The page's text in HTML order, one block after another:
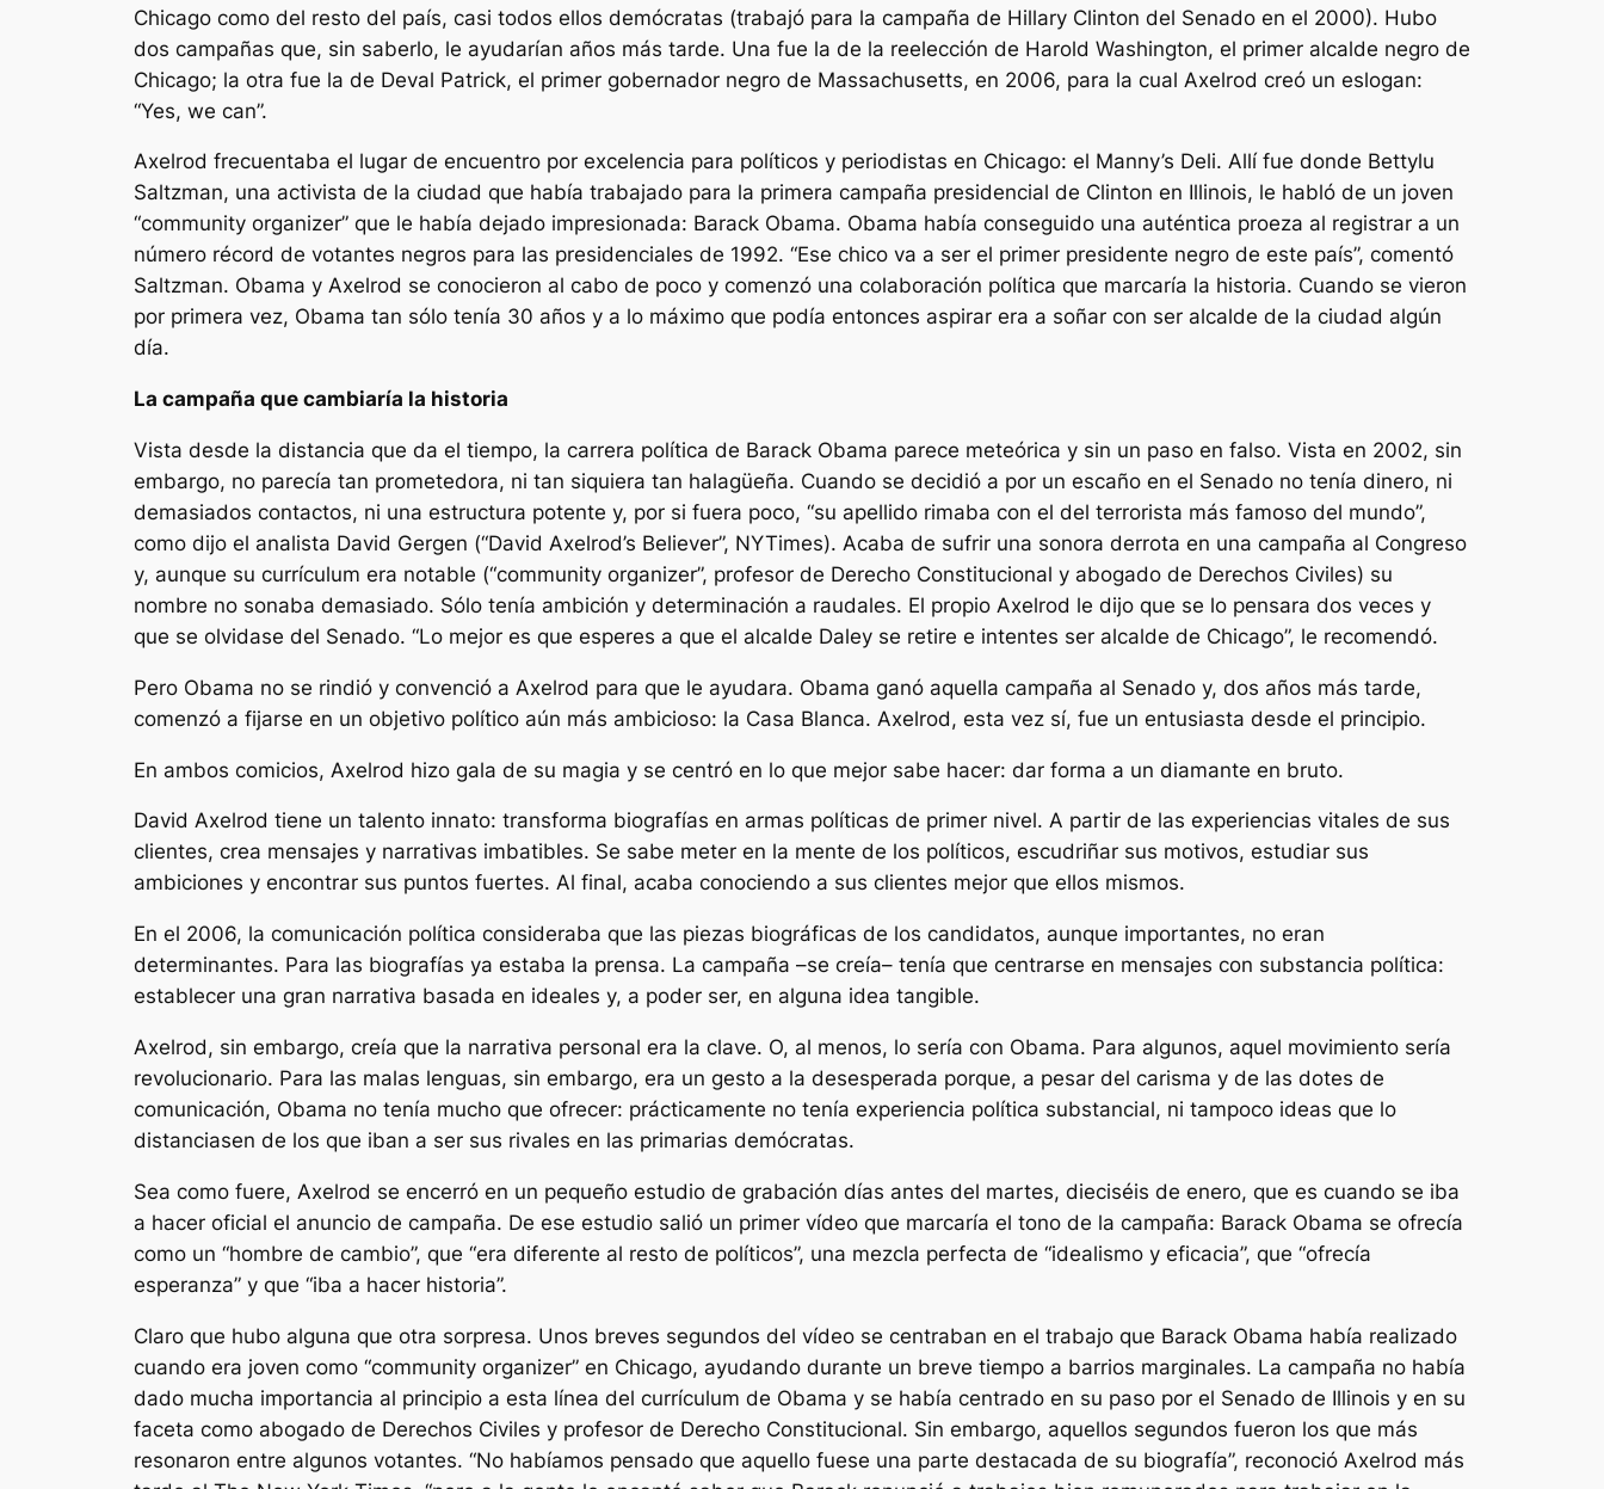
Chicago como del resto del país, casi todos ellos demócratas (trabajó para la campaña de Hillary Clinton del Senado en el 2000). Hubo
dos campañas que, sin saberlo, le ayudarían años más tarde. Una fue la de la reelección de Harold Washington, el primer alcalde negro de
Chicago; la otra fue la de Deval Patrick, el primer gobernador negro de Massachusetts, en 2006, para la cual Axelrod creó un eslogan:
“Yes, we can”.
Axelrod frecuentaba el lugar de encuentro por excelencia para políticos y periodistas en Chicago: el Manny’s Deli. Allí fue donde Bettylu
Saltzman, una activista de la ciudad que había trabajado para la primera campaña presidencial de Clinton en Illinois, le habló de un joven
“community organizer” que le había dejado impresionada: Barack Obama. Obama había conseguido una auténtica proeza al registrar a un
número récord de votantes negros para las presidenciales de 1992. “Ese chico va a ser el primer presidente negro de este país”, comentó
Saltzman. Obama y Axelrod se conocieron al cabo de poco y comenzó una colaboración política que marcaría la historia. Cuando se vieron
por primera vez, Obama tan sólo tenía 30 años y a lo máximo que podía entonces aspirar era a soñar con ser alcalde de la ciudad algún
día.
La campaña que cambiaría la historia
Vista desde la distancia que da el tiempo, la carrera política de Barack Obama parece meteórica y sin un paso en falso. Vista en 2002, sin
embargo, no parecía tan prometedora, ni tan siquiera tan halagüeña. Cuando se decidió a por un escaño en el Senado no tenía dinero, ni
demasiados contactos, ni una estructura potente y, por si fuera poco, “su apellido rimaba con el del terrorista más famoso del mundo”,
como dijo el analista David Gergen (“David Axelrod’s Believer”, NYTimes). Acaba de sufrir una sonora derrota en una campaña al Congreso
y, aunque su currículum era notable (“community organizer”, profesor de Derecho Constitucional y abogado de Derechos Civiles) su
nombre no sonaba demasiado. Sólo tenía ambición y determinación a raudales. El propio Axelrod le dijo que se lo pensara dos veces y
que se olvidase del Senado. “Lo mejor es que esperes a que el alcalde Daley se retire e intentes ser alcalde de Chicago”, le recomendó.
Pero Obama no se rindió y convenció a Axelrod para que le ayudara. Obama ganó aquella campaña al Senado y, dos años más tarde,
comenzó a fijarse en un objetivo político aún más ambicioso: la Casa Blanca. Axelrod, esta vez sí, fue un entusiasta desde el principio.
En ambos comicios, Axelrod hizo gala de su magia y se centró en lo que mejor sabe hacer: dar forma a un diamante en bruto.
David Axelrod tiene un talento innato: transforma biografías en armas políticas de primer nivel. A partir de las experiencias vitales de sus
clientes, crea mensajes y narrativas imbatibles. Se sabe meter en la mente de los políticos, escudriñar sus motivos, estudiar sus
ambiciones y encontrar sus puntos fuertes. Al final, acaba conociendo a sus clientes mejor que ellos mismos.
En el 2006, la comunicación política consideraba que las piezas biográficas de los candidatos, aunque importantes, no eran
determinantes. Para las biografías ya estaba la prensa. La campaña –se creía– tenía que centrarse en mensajes con substancia política:
establecer una gran narrativa basada en ideales y, a poder ser, en alguna idea tangible.
Axelrod, sin embargo, creía que la narrativa personal era la clave. O, al menos, lo sería con Obama. Para algunos, aquel movimiento sería
revolucionario. Para las malas lenguas, sin embargo, era un gesto a la desesperada porque, a pesar del carisma y de las dotes de
comunicación, Obama no tenía mucho que ofrecer: prácticamente no tenía experiencia política substancial, ni tampoco ideas que lo
distanciasen de los que iban a ser sus rivales en las primarias demócratas.
Sea como fuere, Axelrod se encerró en un pequeño estudio de grabación días antes del martes, dieciséis de enero, que es cuando se iba
a hacer oficial el anuncio de campaña. De ese estudio salió un primer vídeo que marcaría el tono de la campaña: Barack Obama se ofrecía
como un “hombre de cambio”, que “era diferente al resto de políticos”, una mezcla perfecta de “idealismo y eficacia”, que “ofrecía
esperanza” y que “iba a hacer historia”.
Claro que hubo alguna que otra sorpresa. Unos breves segundos del vídeo se centraban en el trabajo que Barack Obama había realizado
cuando era joven como “community organizer” en Chicago, ayudando durante un breve tiempo a barrios marginales. La campaña no había
dado mucha importancia al principio a esta línea del currículum de Obama y se había centrado en su paso por el Senado de Illinois y en su
faceta como abogado de Derechos Civiles y profesor de Derecho Constitucional. Sin embargo, aquellos segundos fueron los que más
resonaron entre algunos votantes. “No habíamos pensado que aquello fuese una parte destacada de su biografía”, reconoció Axelrod más